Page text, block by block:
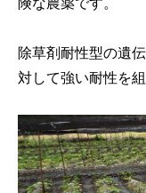
除草剤耐性型の遺
対して強い耐性を